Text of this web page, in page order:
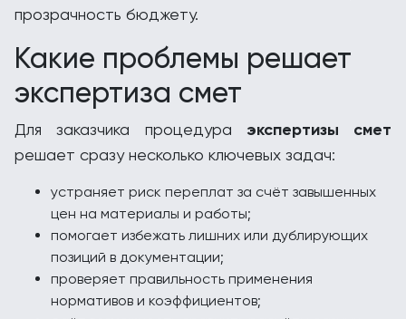
прозрачность бюджету.
Какие проблемы решает
экспертиза смет
Для заказчика процедура экспертизы смет
решает сразу несколько ключевых задач:
устраняет риск переплат за счёт завышенных
цен на материалы и работы;
помогает избежать лишних или дублирующих
позиций в документации;
проверяет правильность применения
нормативов и коэффициентов;